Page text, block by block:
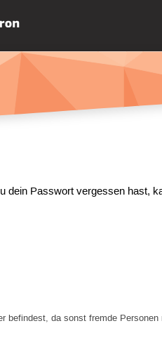
dein Passwort vergessen hast,
da sonst fremde